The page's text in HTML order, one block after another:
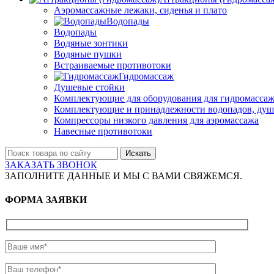
Аэромассажные лежаки, сиденья и плато
Водопады
Водопады
Водяные зонтики
Водяные пушки
Встраиваемые противотоки
Гидромассаж
Душевые стойки
Комплектующие для оборудования для
Комплектующие и принадлежности водопадов,
Компрессоры низкого давления для аэромассажа
Навесные противотоки
Искать
ЗАКАЗАТЬ ЗВОНОК
ЗАПОЛНИТЕ ДАННЫЕ И МЫ С ВАМИ СВЯЖЕМСЯ.
ФОРМА ЗАЯВКИ